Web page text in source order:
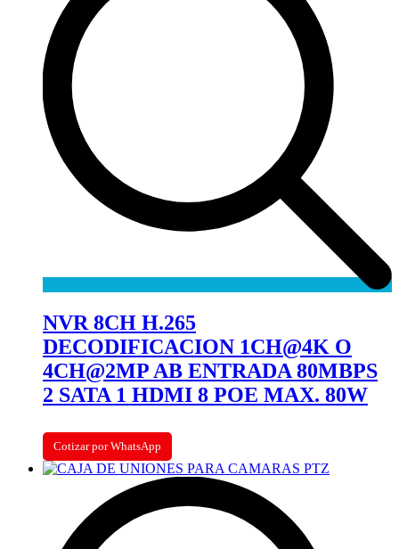
NVR 8CH H.265
DECODIFICACION 1CH@4K O
4CH@2MP AB ENTRADA 80MBPS
2 SATA 1 HDMI 8 POE MAX. 80W
Cotizar por WhatsApp